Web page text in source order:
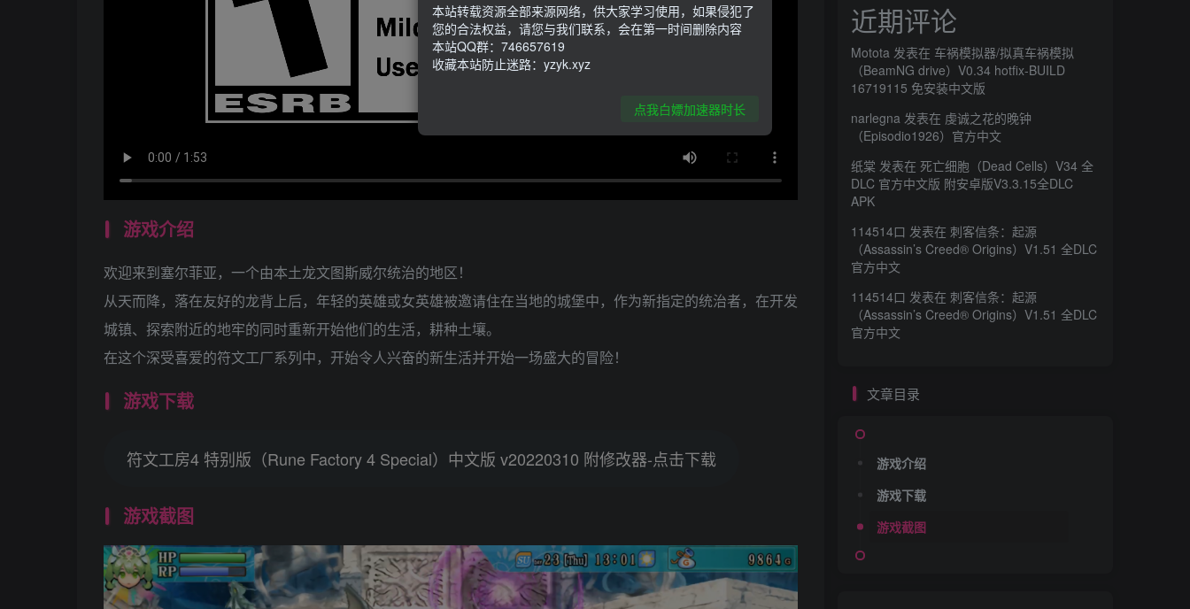
游戏介绍
欢迎来到塞尔菲亚，一个由本土龙文图斯威尔统治的地区！
从天而降，落在友好的龙背上后，年轻的英雄或女英雄被邀请住在当地的城堡中，作为新指定的统治者，在开发
城镇、探索附近的地牢的同时重新开始他们的生活，耕种土壤。
在这个深受喜爱的符文工厂系列中，开始令人兴奋的新生活并开始一场盛大的冒险！
游戏下载
符文工房4 特别版（Rune Factory 4 Special）中文版 v20220310 附修改器-点击下载
游戏截图
近期评论
Motota 发表在 车祸模拟器/拟真车祸模拟
（BeamNG drive）V0.34 hotfix-BUILD
16719115 免安装中文版
narlegna 发表在 虔诚之花的晚钟
（Episodio1926）官方中文
纸棠 发表在 死亡细胞（Dead Cells）V34 全
DLC 官方中文版 附安卓版V3.3.15全DLC
APK
114514口 发表在 刺客信条：起源
（Assassin’s Creed® Origins）V1.51 全DLC
官方中文
114514口 发表在 刺客信条：起源
（Assassin’s Creed® Origins）V1.51 全DLC
官方中文
文章目录
游戏介绍
游戏下载
游戏截图
本站转载资源全部来源网络，供大家学习使用，如果侵犯了
您的合法权益，请您与我们联系，会在第一时间删除内容
本站QQ群：746657619
收藏本站防止迷路：yzyk.xyz
点我白嫖加速器时长